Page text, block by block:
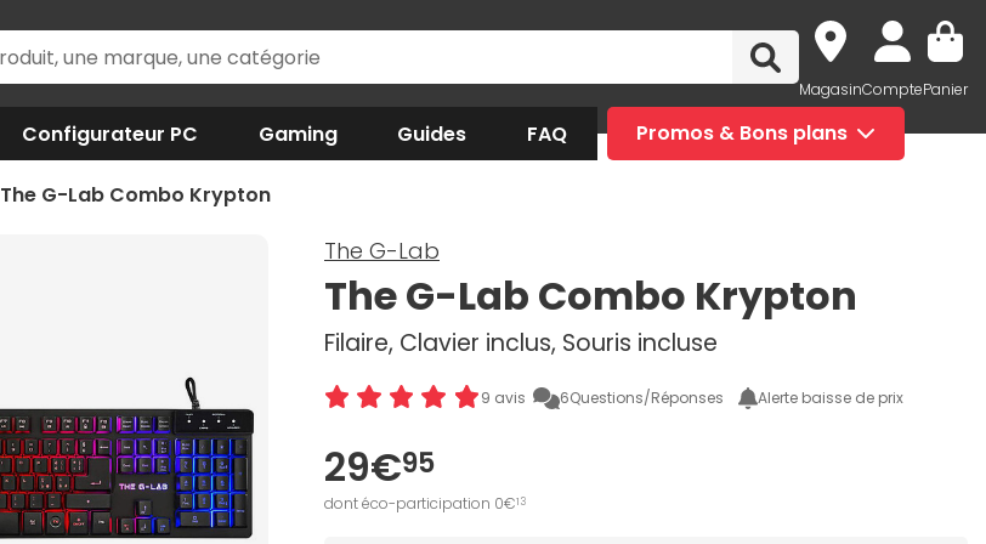
MagasinComptePanier
Configurateur PC Gaming Guides FAQ Promos & Bons plans
The G-Lab Combo Krypton
The G-Lab
The G-Lab Combo Krypton
Filaire, Clavier inclus, Souris incluse
9 avis 6Questions/Réponses Alerte baisse de prix
29€95
dont éco-participation 0€13